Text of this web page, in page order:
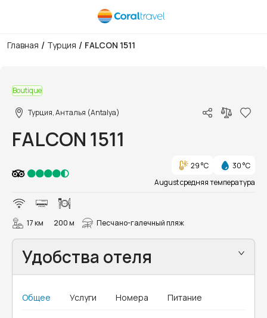
Главная / Турция / FALCON 1511
Boutique
Турция, Анталья (Antalya)
FALCON 1511
29 °C
30 °C
August средняя температура
17 км 200 м Песчано-галечный пляж
Удобства отеля
Общее Услуги Номера Питание